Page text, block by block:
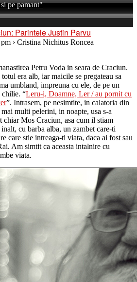
pe pamant"
Parintele Justin Parvu
› Cristina Nichitus Roncea
Petru Voda in seara de Craciun.
era alb, iar maicile se pregateau sa
umbland, impreuna cu ele, de pe un
chilie. “Leru-i, Doamne, Ler / au pornit cu
”. Intrasem, pe nesimtite, in calatoria din
multi pelerini, in noapte, usa s-a
chiar Mos Craciun, asa cum il stiam
cu barba alba, un zambet care-ti
care stie intreaga-ti viata, daca ai fost sau
Am simtit ca aceasta intalnire cu
viata.